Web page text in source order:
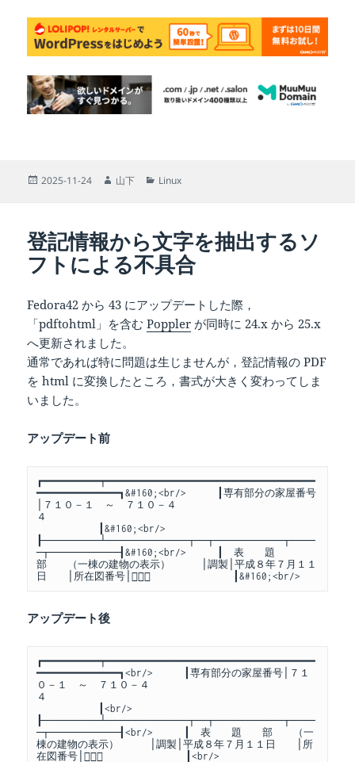
投
2025-11-24
作
山下
カ
ー
Linux
登記情報から文字を抽出するソ
フトによる不具合
Fedora42 から 43 にアップデートした際，
「pdftohtml」を含むPoppler が同時に 24.x から 25.x
へ更新されました。
通常であれば特に問題は生じませんが，登記情報の PDF
を html に変換したところ，書式が大きく変わってしま
いました。
アップデート前
┏━━━━━━━━━┯━━━━━━━━━━━━━━━━━━━━━━━━━━━━━━━━━
━━━━━━━━━━━━━┓&#160;<br/>　　　┃専有部分の家屋番号
│７１０－１　～　７１０－４
４
┃&#160;<br/>
┠─────────┴─────────────┬──┬───────────┬────
─┬───────────┨&#160;<br/>　　　┃　表　　題
部　　（一棟の建物の表示）　　　│調製│平成８年７月１１
日　　│所在図番号│　　　　　　　　┃&#160;<br/>
アップデート後
┏━━━━━━━━━┯━━━━━━━━━━━━━━━━━━━━━━━━━━━━━━━━━
━━━━━━━━━━━━━┓<br/>　　　┃専有部分の家屋番号│７１
０－１　～　７１０－４
４
┃<br/>
┠─────────┴─────────────┬──┬───────────┬────
─┬───────────┨<br/>　　　┃　表　　題　　部　　（一
棟の建物の表示）　　　│調製│平成８年７月１１日　　│所
在図番号│　　　　　　　　┃<br/>